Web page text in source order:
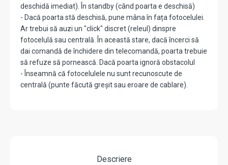
deschidă imediat). În standby (când poarta e deschisă)
- Dacă poarta stă deschisă, pune mâna în fața fotocelulei.
Ar trebui să auzi un "click" discret (releul) dinspre
fotocelulă sau centrală. În această stare, dacă încerci să
dai comandă de închidere din telecomandă, poarta trebuie
să refuze să pornească. Dacă poarta ignoră obstacolul
- Înseamnă că fotocelulele nu sunt recunoscute de
centrală (punte făcută greșit sau eroare de cablare).
Descriere